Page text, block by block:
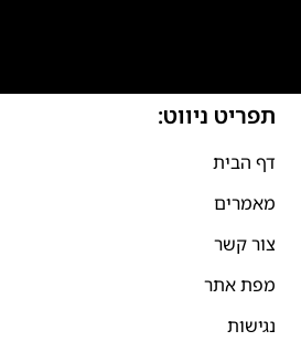
תפריט ניווט:
דף הבית
מאמרים
צור קשר
מפת אתר
נגישות